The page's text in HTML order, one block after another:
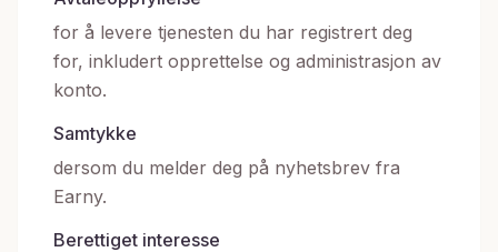
for å levere tjenesten du har registrert deg
for, inkludert opprettelse og administrasjon av
konto.
Samtykke
dersom du melder deg på nyhetsbrev fra
Earny.
Berettiget interesse